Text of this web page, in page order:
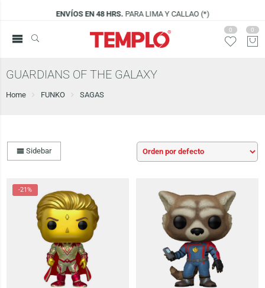
PARA LIMA Y CALLAO (*)
0 0
GUARDIANS OF THE GALAXY
Home FUNKO SAGAS
Sidebar
-21%